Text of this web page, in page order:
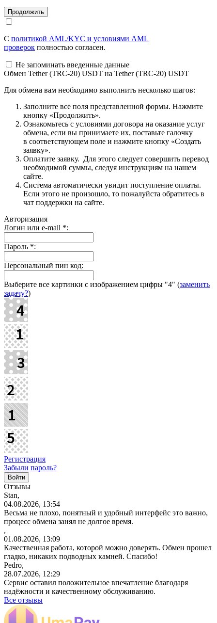
С политикой AML/KYC и условиями AML
проверок полностью согласен.
Не запоминать введенные данные
Обмен Tether (TRC-20) USDT на Tether (TRC-20) USDT
Для обмена вам необходимо выполнить несколько шагов:
Заполните все поля представленной формы. Нажмите
кнопку «Продолжить».
Ознакомьтесь с условиями договора на оказание услуг
обмена, если вы принимаете их, поставьте галочку
в соответствующем поле и нажмите кнопку «Создать
заявку».
Оплатите заявку. Для этого следует совершить перевод
необходимой суммы, следуя инструкциям на нашем
сайте.
Система автоматически увидит поступление оплаты.
Если этого не произошло, то пожалуйста обратитесь в
чат поддержки на сайте.
Авторизация
Логин или e-mail *:
Пароль *:
Персональный пин код:
Выберите все картинки с изображением цифры "4" (заменить
задачу?)
Регистрация
Забыли пароль?
Отзывы
Stan,
04.08.2026, 13:54
Весьма не плохо, понятный и удобный интерфейс это важно,
процесс обмена занял не долгое время.
,
01.08.2026, 13:09
Качественная работа, которой можно доверять. Обмен прошел
гладко, никаких подводных камней. Спасибо!
Pedro,
28.07.2026, 12:29
Сервис оставил положительное впечатление благодаря
надёжности и качественному обслуживанию.
Все отзывы